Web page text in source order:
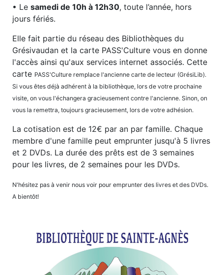
• Lesamedi de 10h à 12h30, toute l’année, hors
jours fériés.
Elle fait partie du réseau des Bibliothèques du
Grésivaudan et la carte PASS'Culture vous en donne
l'accès ainsi qu'aux services internet associés. Cette
carte PASS'Culture remplace l'ancienne carte de lecteur (GrésiLib).
Si vous êtes déjà adhérent à la bibliothèque, lors de votre prochaine
visite, on vous l'échangera gracieusement contre l'ancienne. Sinon, on
vous la remettra, toujours gracieusement, lors de votre adhésion.
La cotisation est de 12€ par an par famille. Chaque
membre d'une famille peut emprunter jusqu'à 5 livres
et 2 DVDs. La durée des prêts est de 3 semaines
pour les livres, de 2 semaines pour les DVDs.
N'hésitez pas à venir nous voir pour emprunter des livres et des DVDs.
A bientôt!